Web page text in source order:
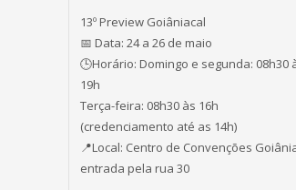
13º Preview Goiâniacal
📅 Data: 24 a 26 de maio
🕒Horário: Domingo e segunda: 08h30
19h
Terça-feira: 08h30 às 16h
(credenciamento até as 14h)
📍Local: Centro de Convenções
entrada pela rua 30